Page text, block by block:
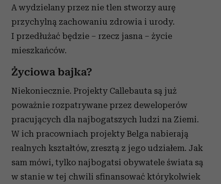
A wydzielany przez nie tlen stworzy aurę
przychylną zachowaniu zdrowia i urody.
I przedłużać będzie – rzecz jasna – życie
mieszkańców.
Życiowa bajka?
Niekoniecznie. Projekty Callebauta są już
poważnie rozpatrywane przez deweloperów
pracujących dla najbogatszych ludzi na Ziemi.
W ich pracowniach projekty Belga nabierają
realnych kształtów, zresztą z jego udziałem. Jak
sam mówi, tylko najbogatsi obywatele świata są
w stanie w tej chwili sfinansować którykolwiek